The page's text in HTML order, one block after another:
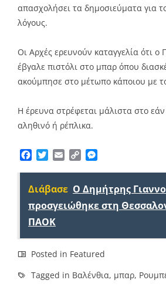
απασχολήσει τα δημοσιεύματα για
λόγους.
Οι Αρχές ερευνούν καταγγελία ότι ο
έβγαλε πιστόλι στο μπαρ όπου
ακούμπησε στο μέτωπο κάποιου με
Η έρευνα στρέφεται μάλιστα στο
αληθινό ή ρέπλικα.
Facebook
TwitterEmailCopy
Διάβασε Ο Δημήτρης
προσγειώθηκε στη
ΠΑΟΚ
Posted in Featured
Tagged in Βαλένθια, μπαρ,